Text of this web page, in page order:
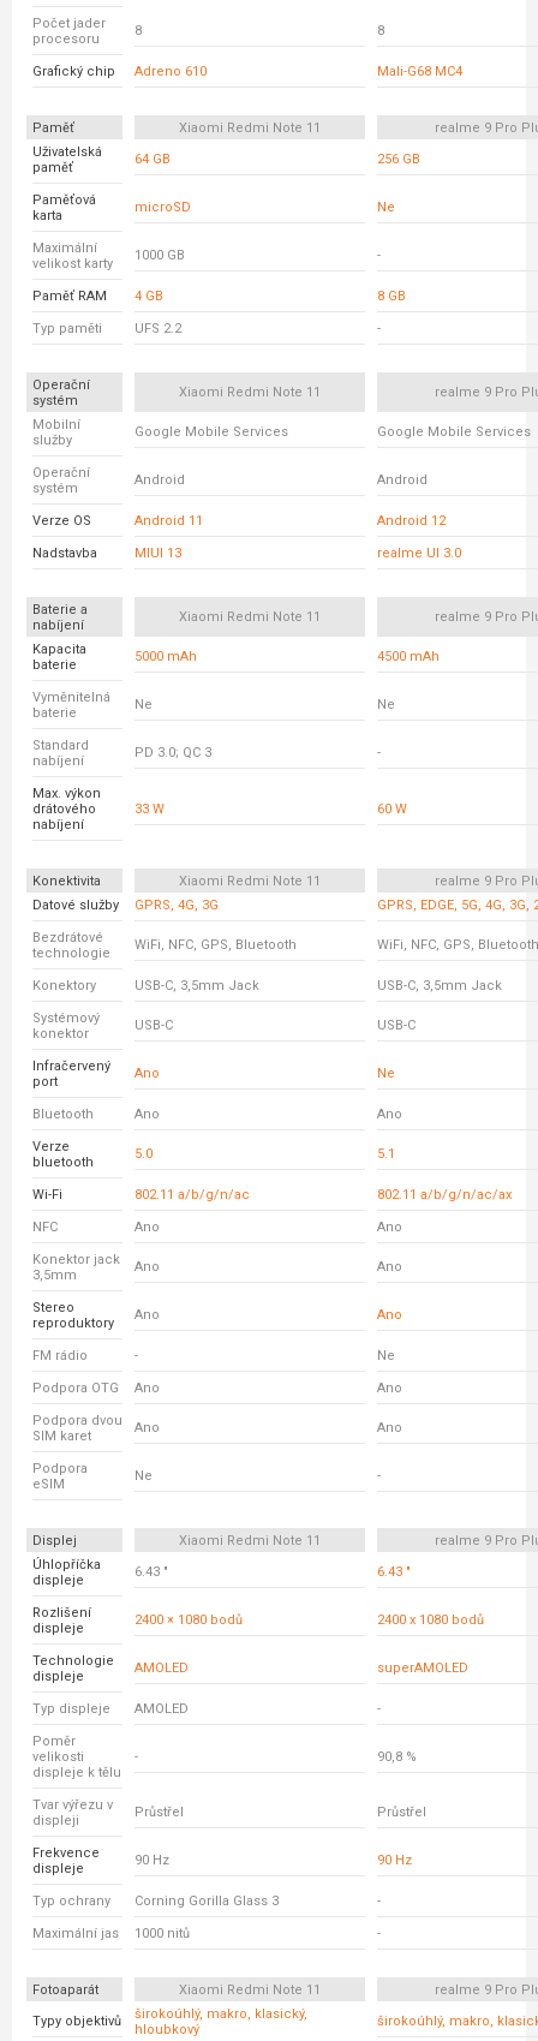
Počet jader
procesoru
8 8
Grafický chip Adreno 610 Mali-G68 MC4
Paměť Xiaomi Redmi Note 11
realme 9 Pro
Uživatelská
paměť
64 GB 256 GB
Paměťová
karta
microSD Ne
Maximální
velikost karty
1000 GB -
Paměť RAM 4 GB 8 GB
Typ paměti UFS 2.2 -
Operační
systém
Xiaomi Redmi Note 11 realme 9 Pro
Mobilní
služby
Google Mobile Services Google Mobile Services
Operační
systém
Android Android
Verze OS Android 11 Android 12
Nadstavba MIUI 13 realme UI 3.0
Baterie a
nabíjení
Xiaomi Redmi Note 11 realme 9 Pro
Kapacita
baterie
5000 mAh 4500 mAh
Vyměnitelná
baterie
Ne Ne
Standard
nabíjení
PD 3.0; QC 3 -
Max. výkon
drátového
nabíjení
33 W 60 W
Konektivita Xiaomi Redmi Note 11
realme 9 Pro
Datové služby
GPRS, 4G, 3G GPRS, EDGE, 5G, 4G, 3G,
Bezdrátové
technologie
WiFi, NFC, GPS, Bluetooth WiFi, NFC, GPS, Bluetooth
Konektory USB-C, 3,5mm Jack USB-C, 3,5mm Jack
Systémový
konektor
USB-C USB-C
Infračervený
port
Ano Ne
Bluetooth Ano Ano
Verze
bluetooth
5.0 5.1
Wi-Fi 802.11 a/b/g/n/ac 802.11 a/b/g/n/ac/ax
NFC Ano Ano
Konektor jack
3,5mm
Ano Ano
Stereo
reproduktory
Ano Ano
FM rádio - Ne
Podpora OTG Ano Ano
Podpora dvou
SIM karet
Ano Ano
Podpora
eSIM
Ne -
Displej Xiaomi Redmi Note 11
realme 9 Pro
Úhlopříčka
displeje
6.43 " 6.43 "
Rozlišení
displeje
2400 × 1080 bodů 2400 x 1080 bodů
Technologie
displeje
AMOLED superAMOLED
Typ displeje AMOLED -
Poměr
velikosti
displeje k tělu
- 90,8 %
Tvar výřezu v
displeji
Průstřel Průstřel
Frekvence
displeje
90 Hz 90 Hz
Typ ochrany Corning Gorilla Glass 3 -
Maximální jas 1000 nitů -
Fotoaparát Xiaomi Redmi Note 11
realme 9 Pro
Typy objektivů
širokoúhlý, makro, klasický,
hloubkový
širokoúhlý, makro,